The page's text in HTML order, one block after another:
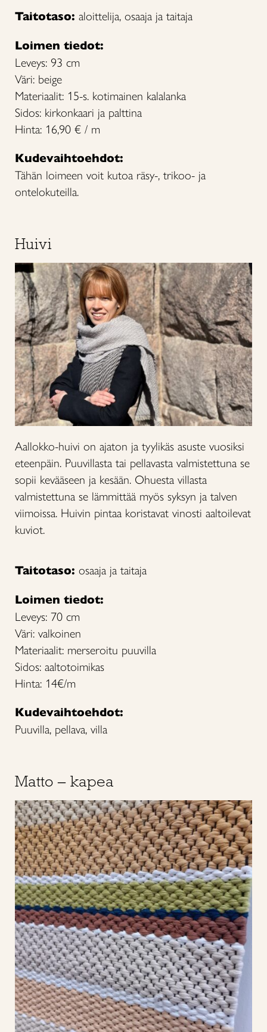
Taitotaso: aloittelija, osaaja ja taitaja
Loimen tiedot:
Leveys: 93 cm
Väri: beige
Materiaalit: 15-s. kotimainen kalalanka
Sidos: kirkonkaari ja palttina
Hinta: 16,90 € / m
Kudevaihtoehdot:
Tähän loimeen voit kutoa räsy-, trikoo- ja
ontelokuteilla.
Huivi
Aallokko-huivi on ajaton ja tyylikäs asuste vuosiksi
eteenpäin. Puuvillasta tai pellavasta valmistettuna se
sopii kevääseen ja kesään. Ohuesta villasta
valmistettuna se lämmittää myös syksyn ja talven
viimoissa. Huivin pintaa koristavat vinosti aaltoilevat
kuviot.
Taitotaso: osaaja ja taitaja
Loimen tiedot:
Leveys: 70 cm
Väri: valkoinen
Materiaalit: merseroitu puuvilla
Sidos: aaltotoimikas
Hinta: 14€/m
Kudevaihtoehdot:
Puuvilla, pellava, villa
Matto – kapea